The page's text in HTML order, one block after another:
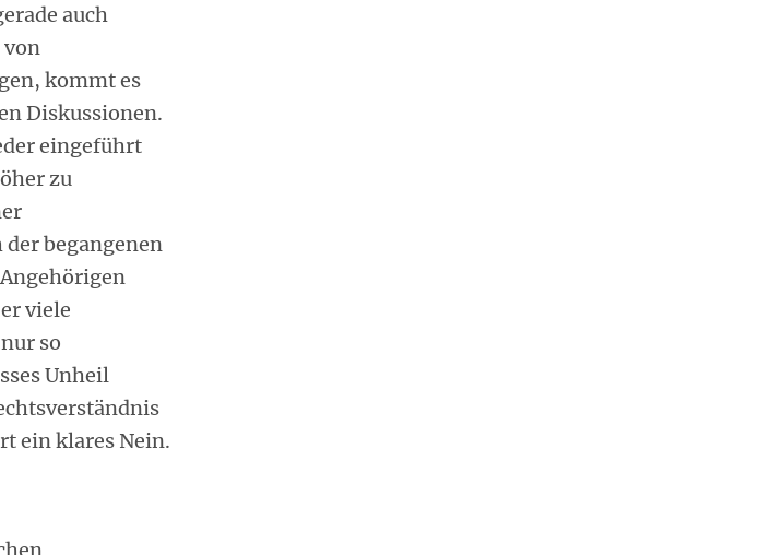
auch
von
kommt es
Diskussionen.
eingeführt
zu
begangenen
viele
so
Unheil
ein klares Nein.